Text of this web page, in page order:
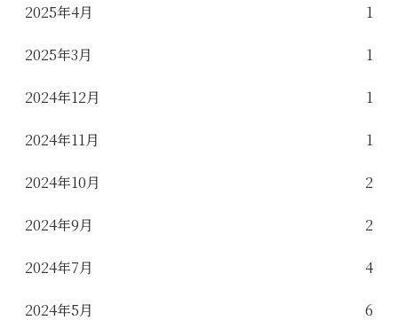
2025年4月 1
2025年3月 1
2024年12月 1
2024年11月 1
2024年10月 2
2024年9月 2
2024年7月 4
2024年5月 6